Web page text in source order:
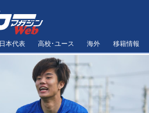
日本代表 高校･ユース 海外 移籍情報